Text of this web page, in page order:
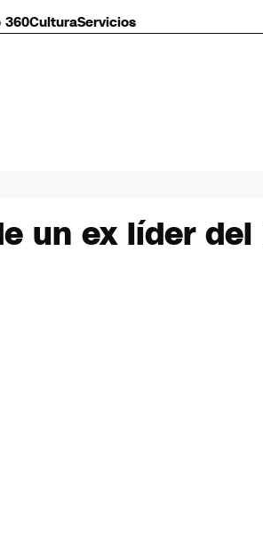
360CulturaServicios
un ex líder del